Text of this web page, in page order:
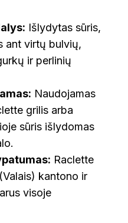
Išlydytas sūris,
ant virtų bulvių,
ir perlinių
Naudojamas
grilis arba
sūris išlydomas
Raclette
kantono ir
visoje